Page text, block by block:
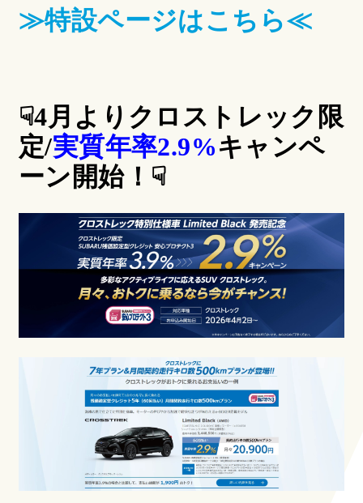
≫特設ページはこちら≪
☟4月よりクロストレック限
定/実質年率2.9%キャンペ
ーン開始！☟